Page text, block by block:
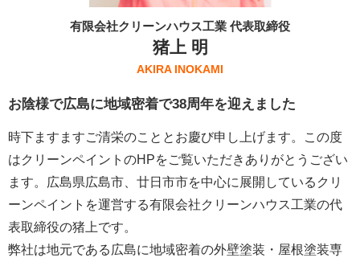
有限会社クリーンハウス工業 代表取締役
猪上 明
AKIRA INOKAMI
お陰様で広島に地域密着で38周年を迎えました
時下ますますご清栄のこととお慶び申し上げます。この度
はクリーンペイントのHPをご覧いただきありがとうござい
ます。広島県広島市、廿日市市を中心に展開しているクリ
ーンペイントを運営する有限会社クリーンハウス工業の代
表取締役の猪上です。
弊社は地元である広島に地域密着の外壁塗装・屋根塗装専